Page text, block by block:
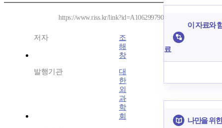
https://www.riss.kr/link?id=A106299790
저자
조
해
창
발행기관
대
한
외
과
학
회
이 자료와
료
나만을 위